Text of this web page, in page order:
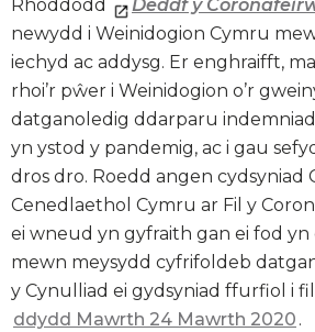
Rhoddodd Deddf y
newydd i Weinidogion Cymru
iechyd ac addysg. Er enghraifft,
rhoi’r pŵer i Weinidogion o’r
datganoledig ddarparu
yn ystod y pandemig, ac i gau
dros dro. Roedd angen cydsyniad
Cenedlaethol Cymru ar Fil y
ei wneud yn gyfraith gan ei fod yn
mewn meysydd cyfrifoldeb
y Cynulliad ei gydsyniad ffurfiol i
ddydd Mawrth 24 Mawrth 2020 .